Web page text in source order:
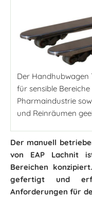
Der Handhubwagen
für sensible
Pharmaindustrie
und Reinräumen
Der manuell
von EAP Lachnit
Bereichen
gefertigt und
Anforderungen für